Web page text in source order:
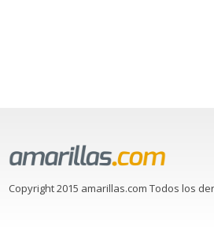
Copyright 2015 amarillas.com Todos los